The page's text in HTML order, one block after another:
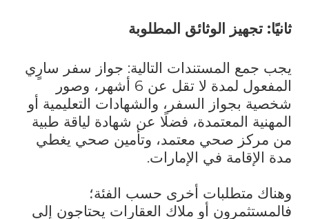
ثانيًا: تجهيز الوثائق المطلوبة
يجب جمع المستندات التالية: جواز سفر سارٍي
المفعول لمدة لا تقل عن 6 أشهر، وصور
شخصية بجواز السفر، والشهادات التعليمية أو
المهنية المعتمدة، فضلًا عن شهادة لياقة طبية
من مركز صحي معتمد، وتأمين صحي يغطي
مدة الإقامة في الإمارات.
وهناك متطلبات أخرى حسب الفئة؛
فالمستثمرون أو ملاك العقارات يحتاجون إلى